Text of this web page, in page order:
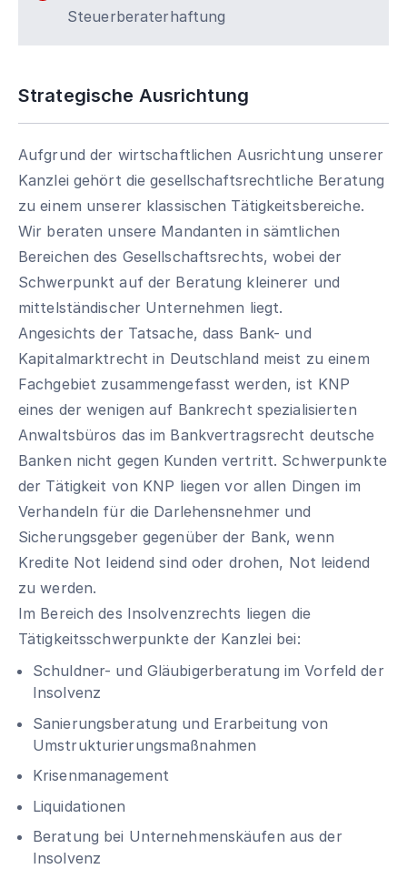
Steuerberaterhaftung
Strategische Ausrichtung
Aufgrund der wirtschaftlichen Ausrichtung unserer
Kanzlei gehört die gesellschaftsrechtliche Beratung
zu einem unserer klassischen Tätigkeitsbereiche.
Wir beraten unsere Mandanten in sämtlichen
Bereichen des Gesellschaftsrechts, wobei der
Schwerpunkt auf der Beratung kleinerer und
mittelständischer Unternehmen liegt.
Angesichts der Tatsache, dass Bank- und
Kapitalmarktrecht in Deutschland meist zu einem
Fachgebiet zusammengefasst werden, ist KNP
eines der wenigen auf Bankrecht spezialisierten
Anwaltsbüros das im Bankvertragsrecht deutsche
Banken nicht gegen Kunden vertritt. Schwerpunkte
der Tätigkeit von KNP liegen vor allen Dingen im
Verhandeln für die Darlehensnehmer und
Sicherungsgeber gegenüber der Bank, wenn
Kredite Not leidend sind oder drohen, Not leidend
zu werden.
Im Bereich des Insolvenzrechts liegen die
Tätigkeitsschwerpunkte der Kanzlei bei:
Schuldner- und Gläubigerberatung im Vorfeld der
Insolvenz
Sanierungsberatung und Erarbeitung von
Umstrukturierungsmaßnahmen
Krisenmanagement
Liquidationen
Beratung bei Unternehmenskäufen aus der
Insolvenz